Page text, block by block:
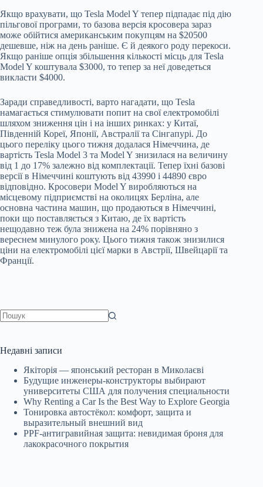
Якщо врахувати, що Tesla Model Y тепер підпадає під дію
пільгової програми, то базова версія кросовера зараз
може обійтися американським покупцям на $20500
дешевше, ніж на день раніше. Є й деякого роду перекоси.
Якщо раніше опція збільшення кількості місць для Tesla
Model Y коштувала $3000, то тепер за неї доведеться
викласти $4000.
Заради справедливості, варто нагадати, що Tesla
намагається стимулювати попит на свої електромобілі
шляхом зниження цін і на інших ринках: у Китаї,
Південній Кореї, Японії, Австралії та Сінгапурі. До
цього переліку цього тижня додалася Німеччина, де
вартість Tesla Model 3 та Model Y знизилася на величину
від 1 до 17% залежно від комплектації. Тепер їхні базові
версії в Німеччині коштують від 43990 і 44890 євро
відповідно. Кросовери Model Y виробляються на
місцевому підприємстві на околицях Берліна, але
основна частина машин, що продаються в Німеччині,
поки що поставляється з Китаю, де їх вартість
нещодавно теж була знижена на 24% порівняно з
вереснем минулого року. Цього тижня також знизилися
ціни на електромобілі цієї марки в Австрії, Швейцарії та
Франції.
Недавні записи
Якіторія — японський ресторан в Миколаєві
Будущие инженеры‑конструкторы выбирают
университеты США для получения специальности
Why Renting a Car Is the Best Way to Explore Georgia
Тонировка автостёкол: комфорт, защита и
выразительный внешний вид
PPF-антигравийная защита: невидимая броня для
лакокрасочного покрытия